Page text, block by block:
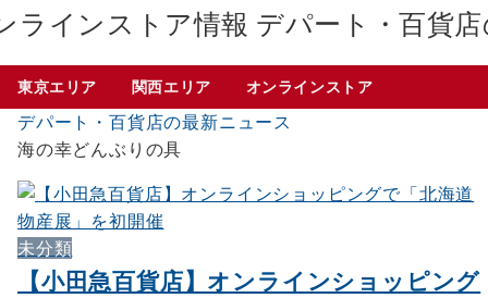
デパート・百貨
東京エリア 関西エリア オンラインストア
デパート・百貨店の最新ニュース
海の幸どんぶりの具
未分類
【小田急百貨店】オンラインショッピング